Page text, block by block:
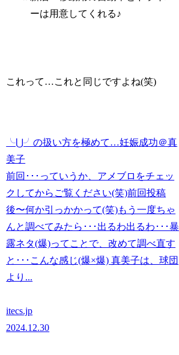
ーは用意してくれる♪
これって…これと同じですよね(笑)
╰⋃╯の扱い方を極めて…妊娠成功＠真
美子
前回･･･っていうか、アメブロをチェッ
クしてからご覧ください(笑)前回投稿
後〜何か引っかかって(笑)もう一度ちゃ
んと調べてみたら･･･出るわ出るわ･･･暴
露ネタ(爆)ってことで、改めて調べ直す
と･･･こんな感じ(爆×爆) 真美子は、球団
より...
itecs.jp
2024.12.30